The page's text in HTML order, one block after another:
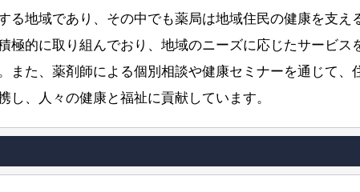
る地域であり、その中でも薬局は地域住民の健康を支
極的に取り組んでおり、地域のニーズに応じたサービ
また、薬剤師による個別相談や健康セミナーを通じて、
、人々の健康と福祉に貢献しています。